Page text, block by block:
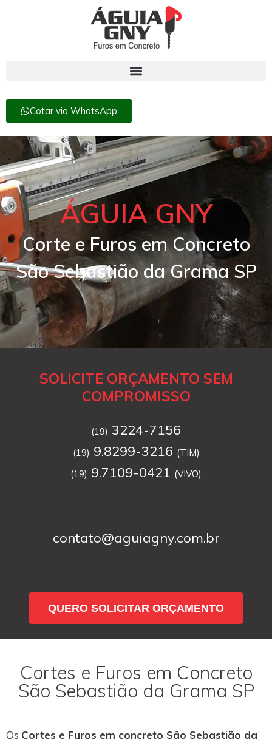
Cotar via WhatsApp
ÁGUIA GNY
Corte e Furos em Concreto
São Sebastião da Grama SP
SOLICITE ORÇAMENTO SEM
COMPROMISSO
(19) 3224-7156
(19) 9.8299-3216 (TIM)
(19) 9.7109-0421 (VIVO)
contato@aguiagny.com.br
QUERO SOLICITAR ORÇAMENTO
Cortes e Furos em Concreto
São Sebastião da Grama SP
Os Cortes e Furos em concreto São Sebastião da